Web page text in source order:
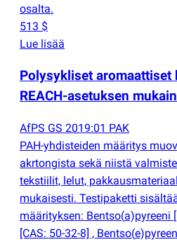
osalta.
513 $
Lue lisää
Polysykliset aromaattiset
REACH-asetuksen
AfPS GS 2019:01 PAK
PAH-yhdisteiden määritys
akrtongista sekä niistä
tekstiilit, lelut,
mukaisesti. Testipaketti
määrityksen: Bentso(a)pyreeni
[CAS: 50-32-8] , Bentso(